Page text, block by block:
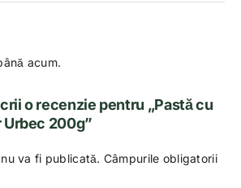
acum.
o recenzie pentru „Pastă cu
Urbec 200g”
va fi publicată. Câmpurile obligatorii